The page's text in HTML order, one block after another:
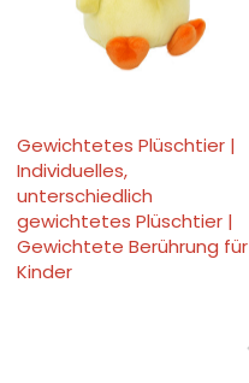
Gewichtetes Plüschtier |
Individuelles,
unterschiedlich
gewichtetes Plüschtier |
Gewichtete Berührung für
Kinder